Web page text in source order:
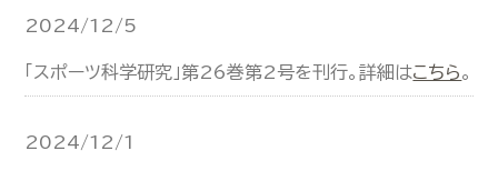
2024/12/5
「スポーツ科学研究」第26巻第2号を刊行。詳細はこちら。
2024/12/1